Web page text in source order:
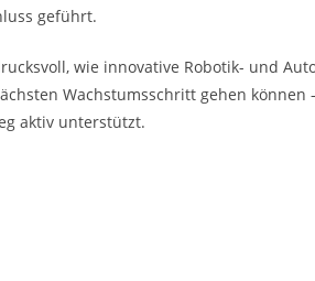
geführt.
wie innovative Robotik- und
Wachstumsschritt gehen können
aktiv unterstützt.